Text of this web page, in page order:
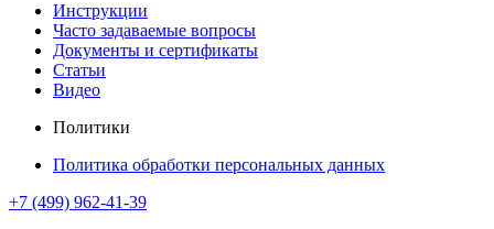
Инструкции
Часто задаваемые вопросы
Документы и сертификаты
Статьи
Видео
Политики
Политика обработки персональных данных
+7 (499) 962-41-39